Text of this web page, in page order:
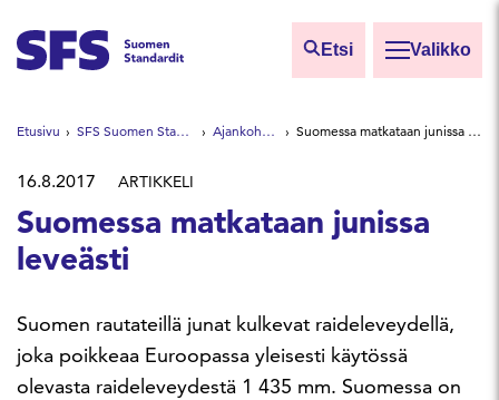
Etsi Valikko
Etsi sivuilta
Hae hakutermillä
Etusivu SFS Suomen Standardit Ajankohtaista Suomessa matkataan junissa leveästi
16.8.2017 ARTIKKELI
Suomessa matkataan junissa
leveästi
Suomen rautateillä junat kulkevat raideleveydellä,
joka poikkeaa Euroopassa yleisesti käytössä
olevasta raideleveydestä 1 435 mm. Suomessa on